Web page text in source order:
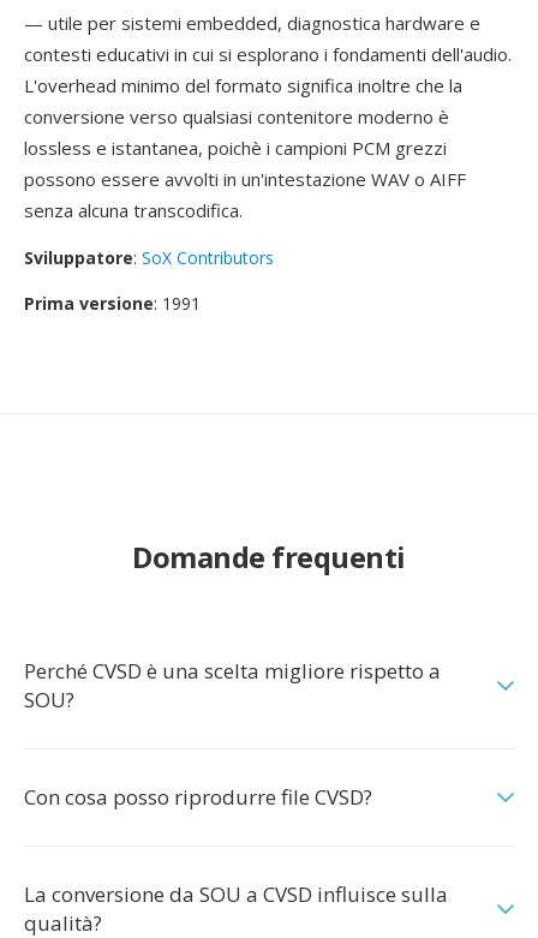
— utile per sistemi embedded, diagnostica hardware e
contesti educativi in cui si esplorano i fondamenti dell'audio.
L'overhead minimo del formato significa inoltre che la
conversione verso qualsiasi contenitore moderno è
lossless e istantanea, poichè i campioni PCM grezzi
possono essere avvolti in un'intestazione WAV o AIFF
senza alcuna transcodifica.
Sviluppatore: SoX Contributors
Prima versione: 1991
Domande frequenti
Perché CVSD è una scelta migliore rispetto a
SOU?
Con cosa posso riprodurre file CVSD?
La conversione da SOU a CVSD influisce sulla
qualità?